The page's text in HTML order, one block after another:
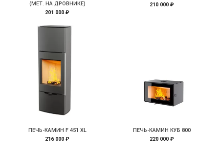
(МЕТ. НА ДРОВНИКЕ)
201 000 ₽
210 000 ₽
ПЕЧЬ-КАМИН F 451 XL
216 000 ₽
ПЕЧЬ-КАМИН КУБ 800
220 000 ₽